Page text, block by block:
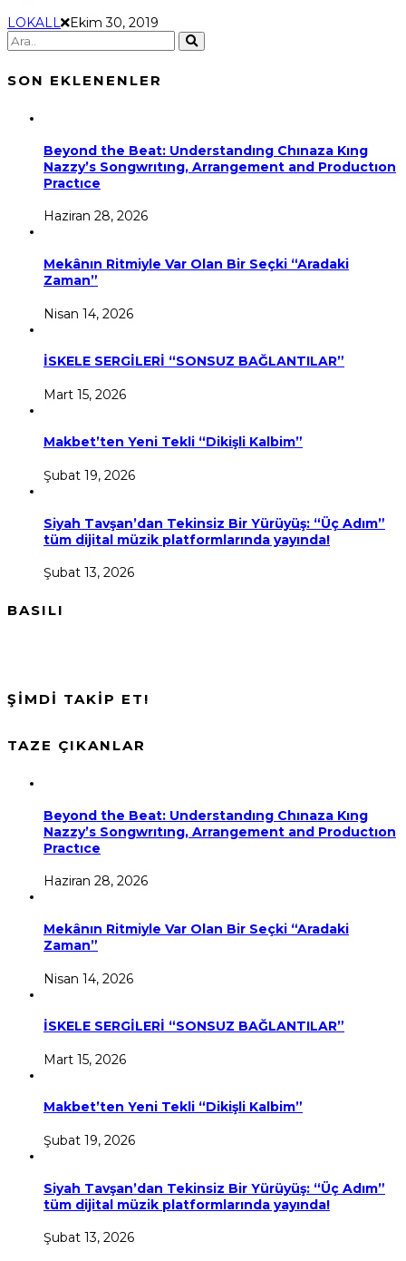
LOKALL Ekim 30, 2019
SON EKLENENLER
Beyond the Beat: Understandıng Chınaza Kıng
Nazzy’s Songwrıtıng, Arrangement and Productıon
Practıce
Haziran 28, 2026
Mekânın Ritmiyle Var Olan Bir Seçki “Aradaki
Zaman”
Nisan 14, 2026
İSKELE SERGİLERİ “SONSUZ BAĞLANTILAR”
Mart 15, 2026
Makbet’ten Yeni Tekli “Dikişli Kalbim”
Şubat 19, 2026
Siyah Tavşan’dan Tekinsiz Bir Yürüyüş: “Üç Adım”
tüm dijital müzik platformlarında yayında!
Şubat 13, 2026
BASILI
ŞİMDİ TAKİP ET!
TAZE ÇIKANLAR
Beyond the Beat: Understandıng Chınaza Kıng
Nazzy’s Songwrıtıng, Arrangement and Productıon
Practıce
Haziran 28, 2026
Mekânın Ritmiyle Var Olan Bir Seçki “Aradaki
Zaman”
Nisan 14, 2026
İSKELE SERGİLERİ “SONSUZ BAĞLANTILAR”
Mart 15, 2026
Makbet’ten Yeni Tekli “Dikişli Kalbim”
Şubat 19, 2026
Siyah Tavşan’dan Tekinsiz Bir Yürüyüş: “Üç Adım”
tüm dijital müzik platformlarında yayında!
Şubat 13, 2026